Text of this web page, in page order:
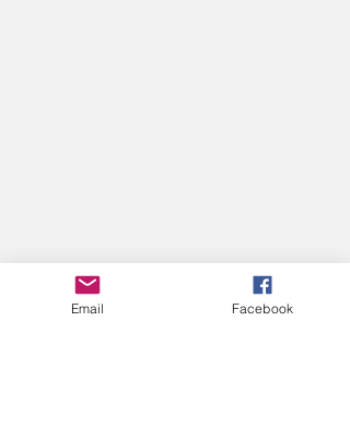
Email Facebook